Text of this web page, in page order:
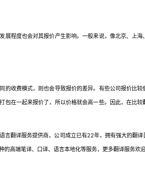
程度也会对其报价产生影响。一般来说，像北京、上海
的收费模式，则也会导致报价的差异。有些公司报价比
包在一起来报价了，所以价格就会高一些。因此，在比
翻译服务提供商，公司成立已有22年，拥有强大的翻译
的高端笔译、口译、语言本地化等服务，更多翻译服务欢